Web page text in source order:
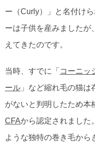
ー（Curly）」と名付け
ーは子供を産みましたが
えてきたのです。
当時、すでに「 コーニッ
ール 」など縮れ毛の猫
がないと判明したため本
CFAから認定されました
ような独特の巻き毛から